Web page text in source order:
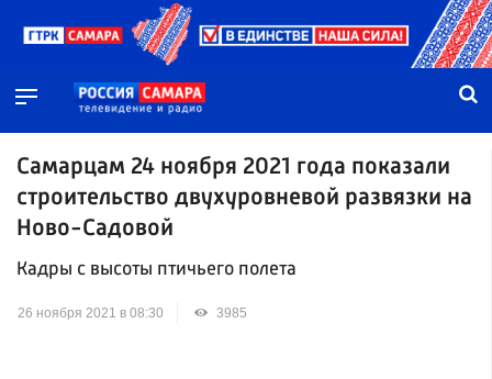
Самарцам 24 ноября 2021 года показали
строительство двухуровневой развязки на
Ново-Садовой
Кадры с высоты птичьего полета
26 ноября 2021 в 08:30 3985